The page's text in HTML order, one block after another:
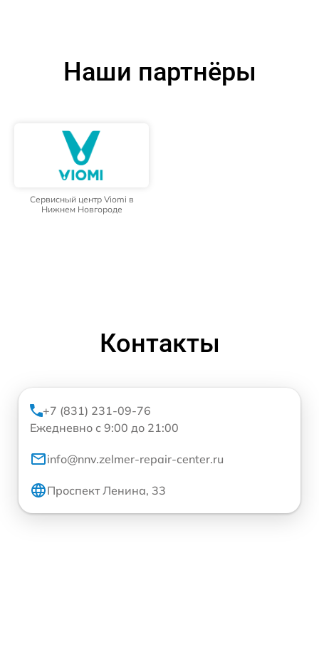
Наши партнёры
Сервисный центр Viomi в
Нижнем Новгороде
Контакты
+7 (831) 231-09-76
Ежедневно с 9:00 до 21:00
info@nnv.zelmer-repair-center.ru
Проспект Ленина, 33